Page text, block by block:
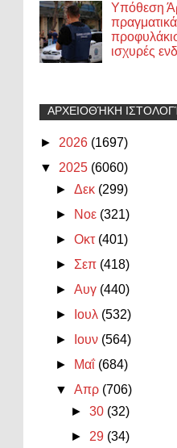
Υπόθεση
ισχυρές
ΑΡΧΕΙΟΘΉΚΗ
► 2026 (1697)
▼ 2025 (6060)
►Δεκ (299)
►
Νοε (321)
►Οκτ (401)
► Σεπ (418)
►Αυγ (440)
►
Ιουλ (532)
►
Ιουν (564)
►
Μαΐ (684)
▼Απρ (706)
►30 (32)
► 29 (34)